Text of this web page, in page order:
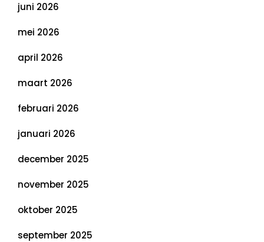
juni 2026
mei 2026
april 2026
maart 2026
februari 2026
januari 2026
december 2025
november 2025
oktober 2025
september 2025